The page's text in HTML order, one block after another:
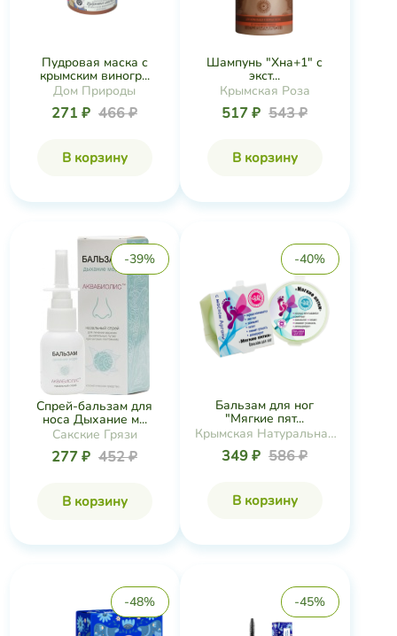
Пудровая маска с
крымским виногр...
Дом Природы
271 ₽ 466 ₽
В корзину
Шампунь "Хна+1" с
экст...
Крымская Роза
517 ₽ 543 ₽
В корзину
-39%
Спрей-бальзам для
носа Дыхание м...
Сакские Грязи
277 ₽ 452 ₽
В корзину
-40%
Бальзам для ног
"Мягкие пят...
Крымская Натуральная
Коллекция
349 ₽ 586 ₽
В корзину
-48% -45%